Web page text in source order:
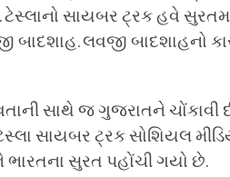
સાયબર ટ્રક હવે
લવજી બાદશાહનો
સાથે જ ગુજરાતને ચોંકાવી
સાયબર ટ્રક સોશિયલ
સુરત પહોંચી ગયો છે.